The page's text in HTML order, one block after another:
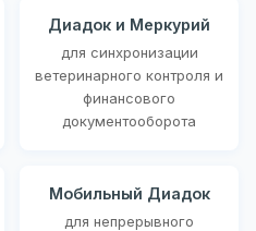
Диадок и Меркурий
для синхронизации
ветеринарного контроля и
финансового
документооборота
Мобильный Диадок
для непрерывного